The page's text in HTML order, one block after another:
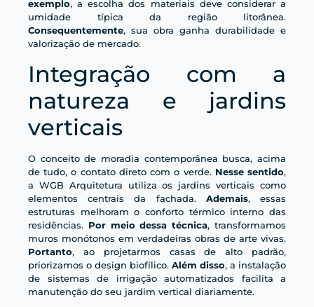
exemplo, a escolha dos materiais deve considerar a
umidade típica da região litorânea.
Consequentemente, sua obra ganha durabilidade e
valorização de mercado.
Integração com a
natureza e jardins
verticais
O conceito de moradia contemporânea busca, acima
de tudo, o contato direto com o verde. Nesse sentido,
a WGB Arquitetura utiliza os jardins verticais como
elementos centrais da fachada. Ademais, essas
estruturas melhoram o conforto térmico interno das
residências. Por meio dessa técnica, transformamos
muros monótonos em verdadeiras obras de arte vivas.
Portanto, ao projetarmos casas de alto padrão,
priorizamos o design biofílico. Além disso, a instalação
de sistemas de irrigação automatizados facilita a
manutenção do seu jardim vertical diariamente.